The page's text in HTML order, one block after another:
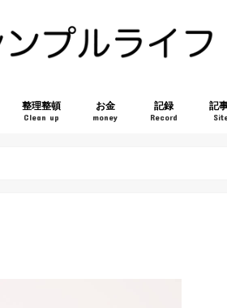
整理整頓
Clean up
お金
money
記録
Record
記